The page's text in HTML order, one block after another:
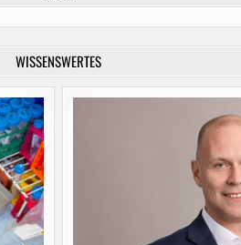
WISSENSWERTES